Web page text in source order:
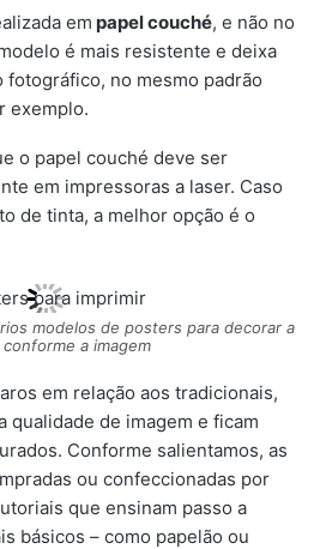
em papel couché, e não no
é mais resistente e deixa
fotográfico, no mesmo padrão
exemplo.
o papel couché deve ser
em impressoras a laser. Caso
de tinta, a melhor opção é o
modelos de posters para decorar a
a imagem
em relação aos tradicionais,
qualidade de imagem e ficam
Conforme salientamos, as
ou confeccionadas por
que ensinam passo a
básicos – como papelão ou